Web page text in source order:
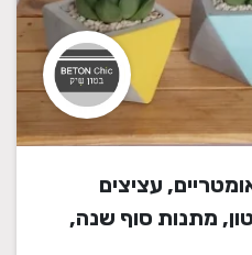
עציצים
מתנות סוף שנה,